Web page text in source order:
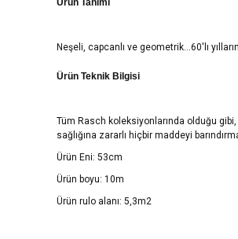
Ürün Tanımı
Neşeli, capcanlı ve geometrik…60'lı
Ürün Teknik Bilgisi
Tüm Rasch koleksiyonlarında olduğu
sağlığına zararlı hiçbir maddeyi
Ürün Eni: 53cm
Ürün boyu: 10m
Ürün rulo alanı: 5,3m2